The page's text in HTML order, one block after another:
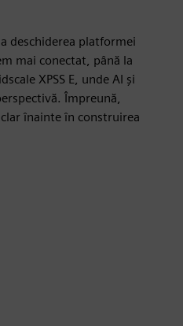
deschiderea platformei
mai conectat, până la
XPSS E, unde AI și
Împreună,
înainte în construirea